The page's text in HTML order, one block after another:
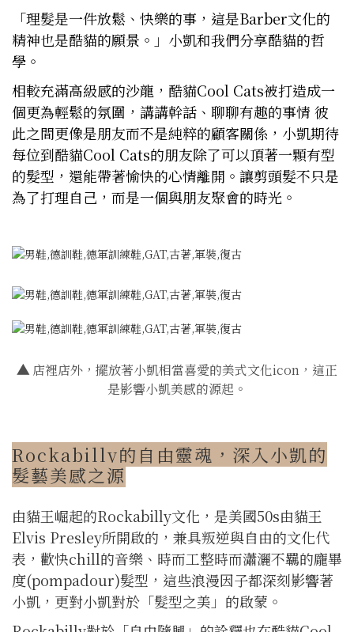
「理髮是一件放鬆、快樂的事，這是Barber文化的
精神也是酷貓的願景。」小凱和我們分享酷貓的哲
學。
相較充滿高級感的沙龍，酷貓Cool Cats被打造成一
個更為輕鬆的氛圍，講講幹話、聊聊有趣的事情 彼
此之間更像是朋友而不是純粹的顧客關係，小凱期待
每位到酷貓Cool Cats的朋友除了可以頂著一顆有型
的髮型，還能帶著愉快的心情離開。讓剪頭髮不只是
為了打理自己，而是一個與朋友聚會的時光。
▲店裡店外，擺放著小凱相當喜愛的美式文化icon，這正
是影響小凱美感的源起。
Rockabilly的自由靈魂，深入小凱的
髮藝美感之源
由貓王崛起的Rockabilly文化，是美國50s由貓王
Elvis Presley所開啟的，兼具叛逆與自由的文化代
表，歡快chill的音樂、時而工整時而瀟灑不羈的龐畢
度(pompadour)髮型，這些浪漫因子都深刻影響著
小凱，更對小凱對於「髮型之美」的啟蒙。